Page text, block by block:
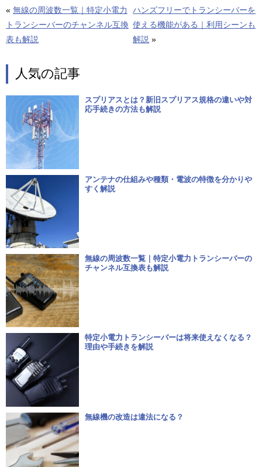
« 無線の周波数一覧｜特定小電力
トランシーバーのチャンネル互換
表も解説
ハンズフリーでトランシーバーを
使える機能がある｜利用シーンも
解説 »
人気の記事
スプリアスとは？新旧スプリアス規格の違いや対
応手続きの方法も解説
アンテナの仕組みや種類・電波の特徴を分かりや
すく解説
無線の周波数一覧｜特定小電力トランシーバーの
チャンネル互換表も解説
特定小電力トランシーバーは将来使えなくなる？
理由や手続きを解説
無線機の改造は違法になる？